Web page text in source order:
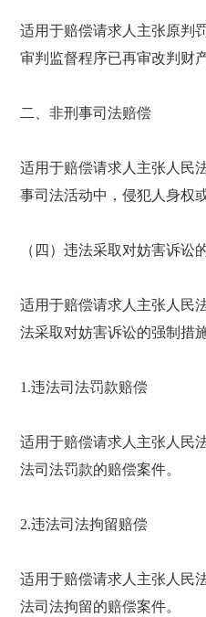
适用于赔偿请求人主张原判
审判监督程序已再审改判财
二、非刑事司法赔偿
适用于赔偿请求人主张人民
事司法活动中，侵犯人身权
（四）违法采取对妨害诉讼
适用于赔偿请求人主张人民
法采取对妨害诉讼的强制措
1.违法司法罚款赔偿
适用于赔偿请求人主张人民
法司法罚款的赔偿案件。
2.违法司法拘留赔偿
适用于赔偿请求人主张人民
法司法拘留的赔偿案件。